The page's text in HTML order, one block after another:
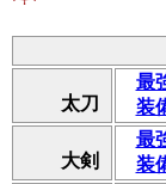
太刀
最
装
大剣
最
装